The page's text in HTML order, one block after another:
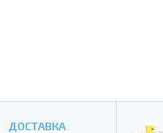
ДОСТАВКА